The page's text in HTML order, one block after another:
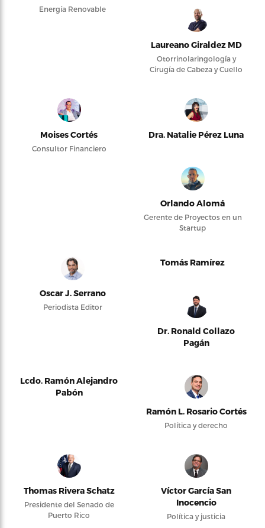
Energía Renovable
Laureano Giraldez MD
Otorrinolaringología y
Cirugía de Cabeza y Cuello
Moises Cortés
Consultor Financiero
Dra. Natalie Pérez Luna
Orlando Alomá
Gerente de Proyectos en un
Startup
Oscar J. Serrano
Periodista Editor
Tomás Ramírez
Dr. Ronald Collazo
Pagán
Lcdo. Ramón Alejandro
Pabón
Ramón L. Rosario Cortés
Política y derecho
Thomas Rivera Schatz
Presidente del Senado de
Puerto Rico
Víctor García San
Inocencio
Política y justicia